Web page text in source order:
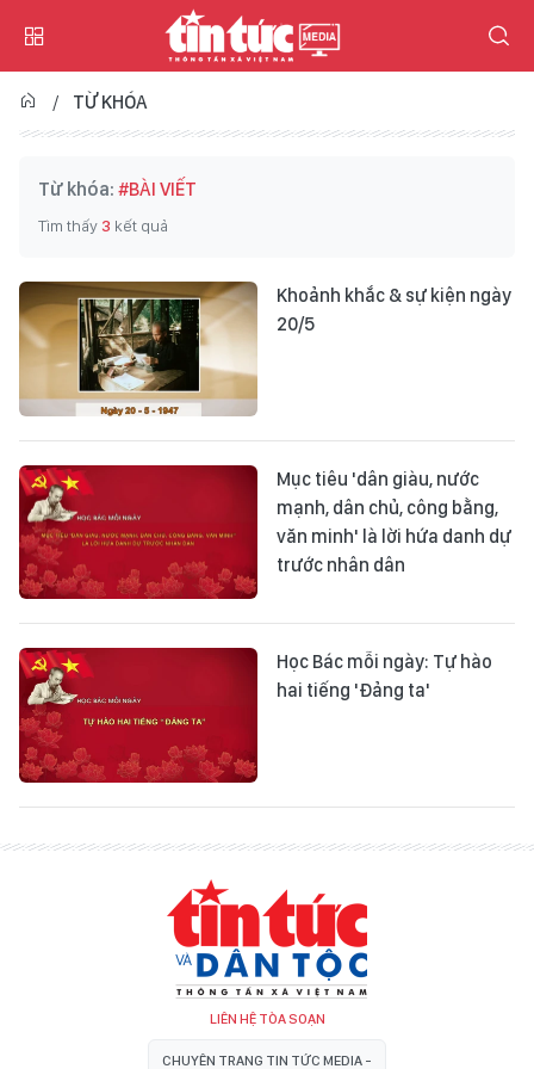
TỪ KHÓA
Từ khóa: #BÀI VIẾT
Tìm thấy 3 kết quả
Khoảnh khắc & sự kiện ngày
20/5
Mục tiêu 'dân giàu, nước
mạnh, dân chủ, công bằng,
văn minh' là lời hứa danh dự
trước nhân dân
Học Bác mỗi ngày: Tự hào
hai tiếng 'Đảng ta'
LIÊN HỆ TÒA SOẠN
CHUYÊN TRANG TIN TỨC MEDIA -